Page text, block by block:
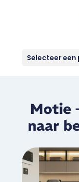
Selecteer een
Motie
naar